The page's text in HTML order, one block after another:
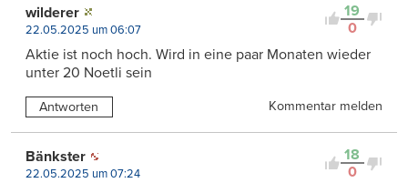
19
0
wilderer
22.05.2025 um 06:07
Aktie ist noch hoch. Wird in eine paar Monaten wieder
unter 20 Noetli sein
Antworten Kommentar melden
18
0
Bänkster
22.05.2025 um 07:24